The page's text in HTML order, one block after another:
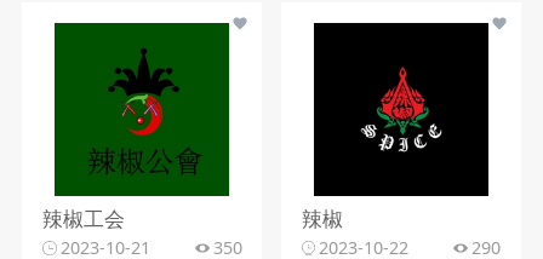
辣椒工会
2023-10-21 350
辣椒
2023-10-22 290